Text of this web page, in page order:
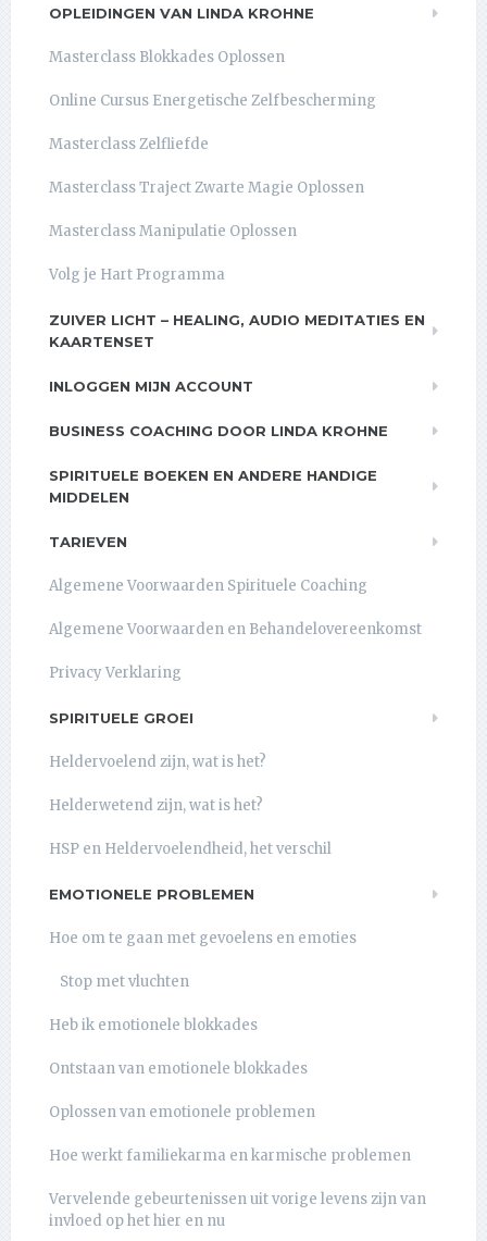
OPLEIDINGEN VAN LINDA KROHNE
Masterclass Blokkades Oplossen
Online Cursus Energetische Zelfbescherming
Masterclass Zelfliefde
Masterclass Traject Zwarte Magie Oplossen
Masterclass Manipulatie Oplossen
Volg je Hart Programma
ZUIVER LICHT – HEALING, AUDIO MEDITATIES EN
KAARTENSET
INLOGGEN MIJN ACCOUNT
BUSINESS COACHING DOOR LINDA KROHNE
SPIRITUELE BOEKEN EN ANDERE HANDIGE
MIDDELEN
TARIEVEN
Algemene Voorwaarden Spirituele Coaching
Algemene Voorwaarden en Behandelovereenkomst
Privacy Verklaring
SPIRITUELE GROEI
Heldervoelend zijn, wat is het?
Helderwetend zijn, wat is het?
HSP en Heldervoelendheid, het verschil
EMOTIONELE PROBLEMEN
Hoe om te gaan met gevoelens en emoties
Stop met vluchten
Heb ik emotionele blokkades
Ontstaan van emotionele blokkades
Oplossen van emotionele problemen
Hoe werkt familiekarma en karmische problemen
Vervelende gebeurtenissen uit vorige levens zijn van
invloed op het hier en nu